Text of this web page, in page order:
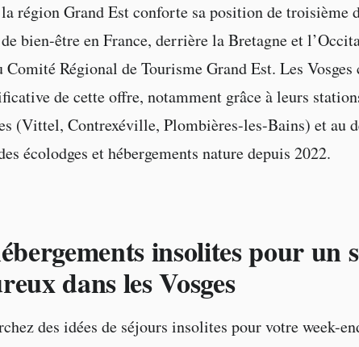
région Grand Est conforte sa position de troisième
bien-être en France, derrière la Bretagne et
Comité Régional de Tourisme Grand Est. Les Vosges
de cette offre, notamment grâce à leurs
(Vittel, Contrexéville, Plombières-les-Bains) et au
écolodges et hébergements nature depuis 2022.
insolites pour un
dans les Vosges
des idées de séjours insolites pour votre week-